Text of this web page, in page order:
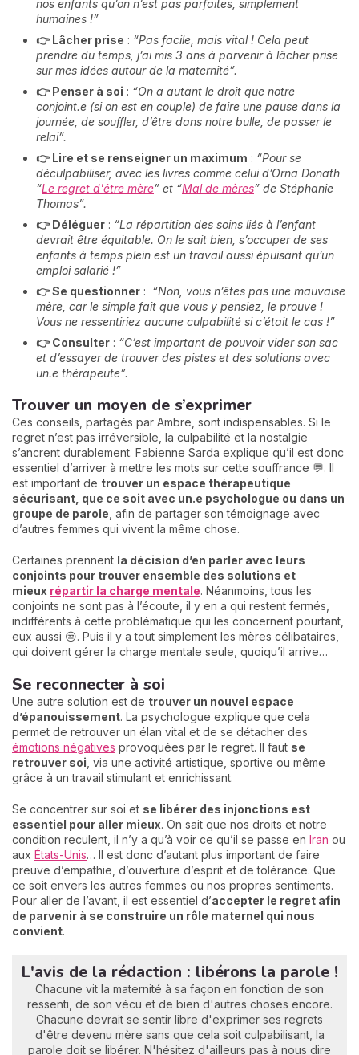
nos enfants qu’on n’est pas parfaites, simplement
humaines !”
👉 Lâcher prise : “Pas facile, mais vital ! Cela peut
prendre du temps, j’ai mis 3 ans à parvenir à lâcher prise
sur mes idées autour de la maternité”.
👉 Penser à soi : “On a autant le droit que notre
conjoint.e (si on est en couple) de faire une pause dans la
journée, de souffler, d’être dans notre bulle, de passer le
relai”.
👉 Lire et se renseigner un maximum : “Pour se
déculpabiliser, avec les livres comme celui d’Orna Donath
“Le regret d'être mère” et “Mal de mères” de Stéphanie
Thomas”.
👉 Déléguer : “La répartition des soins liés à l’enfant
devrait être équitable. On le sait bien, s’occuper de ses
enfants à temps plein est un travail aussi épuisant qu’un
emploi salarié !”
👉 Se questionner : “Non, vous n’êtes pas une mauvaise
mère, car le simple fait que vous y pensiez, le prouve !
Vous ne ressentiriez aucune culpabilité si c’était le cas !”
👉 Consulter : “C’est important de pouvoir vider son sac
et d’essayer de trouver des pistes et des solutions avec
un.e thérapeute”.
Trouver un moyen de s’exprimer
Ces conseils, partagés par Ambre, sont indispensables. Si le
regret n’est pas irréversible, la culpabilité et la nostalgie
s’ancrent durablement. Fabienne Sarda explique qu’il est donc
essentiel d’arriver à mettre les mots sur cette souffrance 💬. Il
est important de trouver un espace thérapeutique
sécurisant, que ce soit avec un.e psychologue ou dans un
groupe de parole , afin de partager son témoignage avec
d’autres femmes qui vivent la même chose.
Certaines prennent la décision d’en parler avec leurs
conjoints pour trouver ensemble des solutions et
mieux répartir la charge mentale. Néanmoins, tous les
conjoints ne sont pas à l’écoute, il y en a qui restent fermés,
indifférents à cette problématique qui les concernent pourtant,
eux aussi 😒. Puis il y a tout simplement les mères célibataires,
qui doivent gérer la charge mentale seule, quoiqu’il arrive…
Se reconnecter à soi
Une autre solution est de trouver un nouvel espace
d’épanouissement. La psychologue explique que cela
permet de retrouver un élan vital et de se détacher des
émotions négatives provoquées par le regret. Il faut se
retrouver soi , via une activité artistique, sportive ou même
grâce à un travail stimulant et enrichissant.
Se concentrer sur soi et se libérer des injonctions est
essentiel pour aller mieux. On sait que nos droits et notre
condition reculent, il n’y a qu’à voir ce qu’il se passe en Iran ou
aux États-Unis… Il est donc d’autant plus important de faire
preuve d’empathie, d’ouverture d’esprit et de tolérance. Que
ce soit envers les autres femmes ou nos propres sentiments.
Pour aller de l’avant, il est essentiel d’accepter le regret afin
de parvenir à se construire un rôle maternel qui nous
convient.
L'avis de la rédaction : libérons la parole !
Chacune vit la maternité à sa façon en fonction de son
ressenti, de son vécu et de bien d'autres choses encore.
Chacune devrait se sentir libre d'exprimer ses regrets
d'être devenu mère sans que cela soit culpabilisant, la
parole doit se libérer. N'hésitez d'ailleurs pas à nous dire